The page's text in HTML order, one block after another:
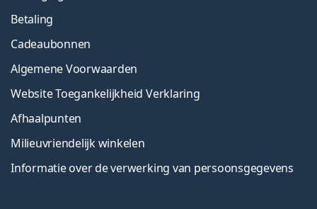
Betaling
Cadeaubonnen
Algemene Voorwaarden
Website Toegankelijkheid Verklaring
Afhaalpunten
Milieuvriendelijk winkelen
Informatie over de verwerking van persoonsgegevens